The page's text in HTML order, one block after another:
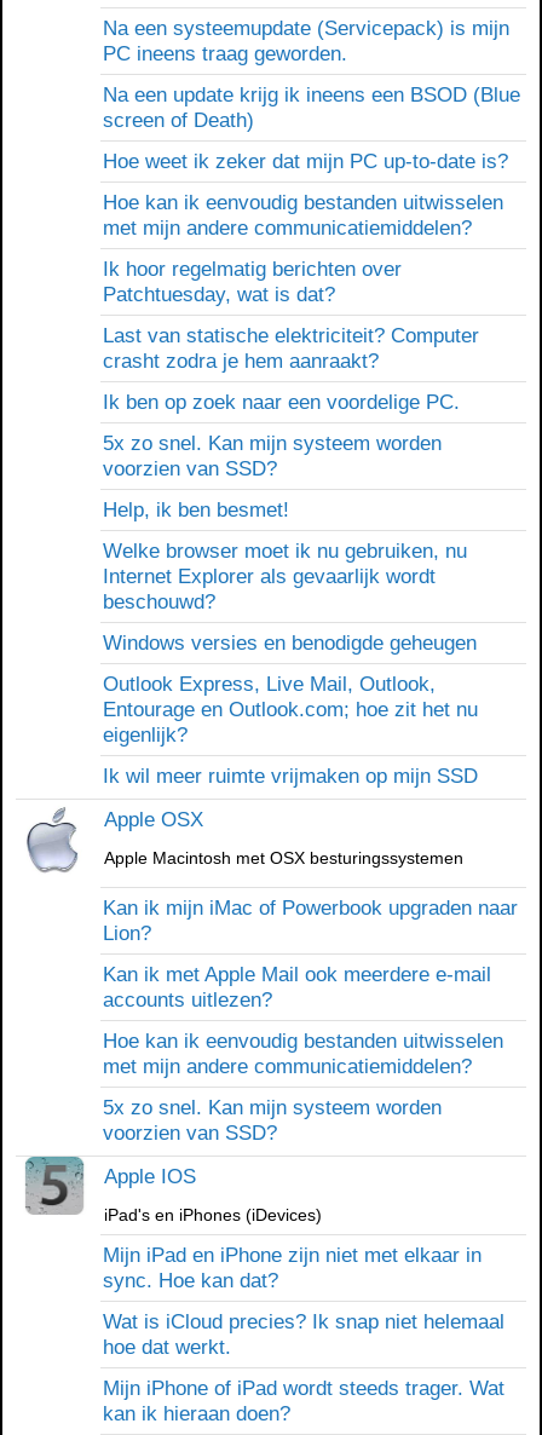
Na een systeemupdate (Servicepack) is mijn
PC ineens traag geworden.
Na een update krijg ik ineens een BSOD (Blue
screen of Death)
Hoe weet ik zeker dat mijn PC up-to-date is?
Hoe kan ik eenvoudig bestanden uitwisselen
met mijn andere communicatiemiddelen?
Ik hoor regelmatig berichten over
Patchtuesday, wat is dat?
Last van statische elektriciteit? Computer
crasht zodra je hem aanraakt?
Ik ben op zoek naar een voordelige PC.
5x zo snel. Kan mijn systeem worden
voorzien van SSD?
Help, ik ben besmet!
Welke browser moet ik nu gebruiken, nu
Internet Explorer als gevaarlijk wordt
beschouwd?
Windows versies en benodigde geheugen
Outlook Express, Live Mail, Outlook,
Entourage en Outlook.com; hoe zit het nu
eigenlijk?
Ik wil meer ruimte vrijmaken op mijn SSD
Apple OSX
Apple Macintosh met OSX besturingssystemen
Kan ik mijn iMac of Powerbook upgraden naar
Lion?
Kan ik met Apple Mail ook meerdere e-mail
accounts uitlezen?
Hoe kan ik eenvoudig bestanden uitwisselen
met mijn andere communicatiemiddelen?
5x zo snel. Kan mijn systeem worden
voorzien van SSD?
Apple IOS
iPad's en iPhones (iDevices)
Mijn iPad en iPhone zijn niet met elkaar in
sync. Hoe kan dat?
Wat is iCloud precies? Ik snap niet helemaal
hoe dat werkt.
Mijn iPhone of iPad wordt steeds trager. Wat
kan ik hieraan doen?